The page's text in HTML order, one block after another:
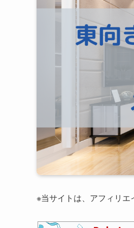
※当サイトは、アフィリ